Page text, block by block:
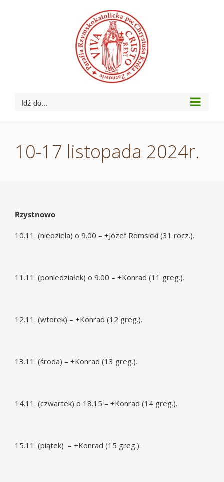
Idź do...
10-17 listopada 2024r.
Rzystnowo
10.11. (niedziela) o 9.00 – +Józef Romsicki (31 rocz.).
11.11. (poniedziałek) o 9.00 – +Konrad (11 greg.).
12.11. (wtorek) – +Konrad (12 greg.).
13.11. (środa) – +Konrad (13 greg.).
14.11. (czwartek) o 18.15 – +Konrad (14 greg.).
15.11. (piątek) – +Konrad (15 greg.).